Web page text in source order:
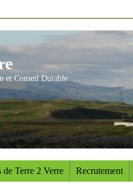
et Conseil Durable
de Terre 2 Verre Recrutement